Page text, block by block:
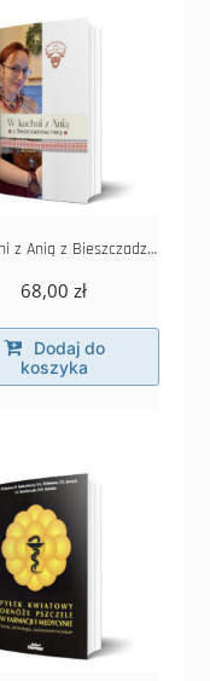
W kuchni z Anią z Bieszczadzkiej Hecy
68,00zł
Dodaj do
koszyka